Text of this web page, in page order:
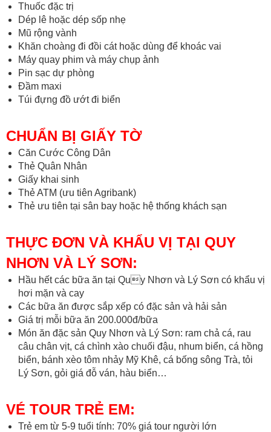
Thuốc đặc trị
Dép lê hoặc dép sốp nhẹ
Mũ rộng vành
Khăn choàng đi đồi cát hoặc dùng để khoác vai
Máy quay phim và máy chụp ảnh
Pin sạc dự phòng
Đầm maxi
Túi đựng đồ ướt đi biển
CHUẨN BỊ GIẤY TỜ
Căn Cước Công Dân
Thẻ Quân Nhân
Giấy khai sinh
Thẻ ATM (ưu tiên Agribank)
Thẻ ưu tiên tại sân bay hoặc hệ thống khách sạn
THỰC ĐƠN VÀ KHẨU VỊ TẠI QUY
NHƠN VÀ LÝ SƠN:
Hầu hết các bữa ăn tại Quy Nhơn và Lý Sơn có khẩu vị
hơi mặn và cay
Các bữa ăn được sắp xếp có đặc sản và hải sản
Giá trị mỗi bữa ăn 200.000đ/bữa
Món ăn đặc sản Quy Nhơn và Lý Sơn: ram chả cá, rau
câu chân vịt, cá chình xào chuối đậu, nhum biển, cá hồng
biển, bánh xèo tôm nhảy Mỹ Khê, cá bống sông Trà, tỏi
Lý Sơn, gỏi giá đỗ ván, hàu biển…
VÉ TOUR TRẺ EM:
Trẻ em từ 5-9 tuổi tính: 70% giá tour người lớn